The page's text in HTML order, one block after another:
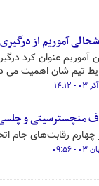
آموریم از درگیری
آموریم عنوان کرد
تیم شان اهمیت می
منچسترسیتی و
چهارم رقابت‌های جام